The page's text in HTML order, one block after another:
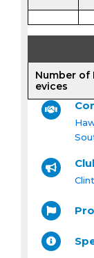
Number of
evices